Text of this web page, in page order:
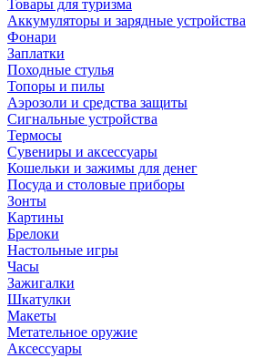
Товары для туризма
Аккумуляторы и зарядные устройства
Фонари
Заплатки
Походные стулья
Топоры и пилы
Аэрозоли и средства защиты
Сигнальные устройства
Термосы
Сувениры и аксессуары
Кошельки и зажимы для денег
Посуда и столовые приборы
Зонты
Картины
Брелоки
Настольные игры
Часы
Зажигалки
Шкатулки
Макеты
Метательное оружие
Аксессуары